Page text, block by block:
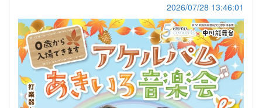
2026/07/28 13:46:01